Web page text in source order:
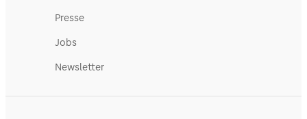
Presse
Jobs
Newsletter